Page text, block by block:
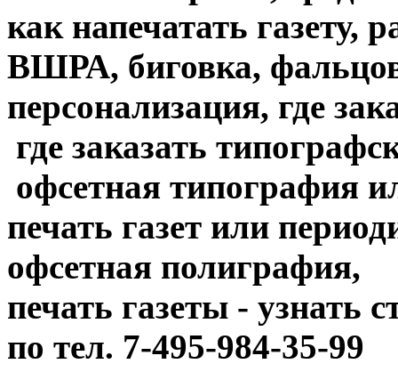
как напечатать газету,
ВШРА, биговка,
персонализация, где
где заказать
офсетная типография
печать газет или
офсетная полиграфия,
печать газеты - узнать
по тел. 7-495-984-35-99